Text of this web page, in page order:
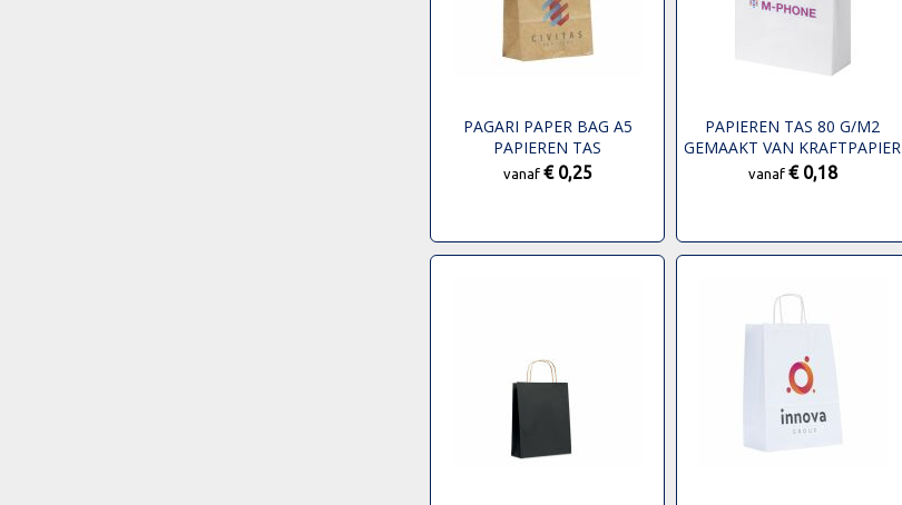
PAGARI PAPER BAG A5
PAPIEREN TAS
vanaf € 0,25
PAPIEREN TAS 80 G/M2
GEMAAKT VAN KRAFTPAPIER
MET GEDRAAIDE
vanaf € 0,18